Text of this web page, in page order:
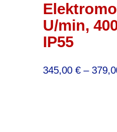
U/min,
IP55
345,00 € –